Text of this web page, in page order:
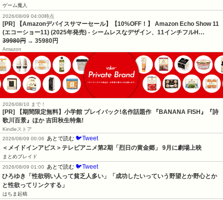
ゲーム魔人
2026/08/09 04:00時点
[PR] 【Amazonデバイスサマーセール】【10%OFF！】 Amazon Echo Show 11
(エコーショー11) (2025年発売) - シームレスなデザイン、11インチフルH…
39980円 → 35980円
Amazon
2026/08/10 まで！
[PR] 【期間限定無料】小学館 プレイバック!名作話題作 『BANANA FISH』『詩
歌川百景』ほか 吉田秋生特集!
Kindleストア
2026/08/09 00:06
あとで読む 🐦Tweet
＜メイドインアビス＞テレビアニメ第2期「烈日の黄金郷」 9月に劇場上映
まとめブレイド
2026/08/09 01:00
あとで読む 🐦Tweet
ひろゆき「性欲弱い人って貧乏人多い」「成功したいっていう野望とか野心とか
と性欲ってリンクする」
はちま起稿